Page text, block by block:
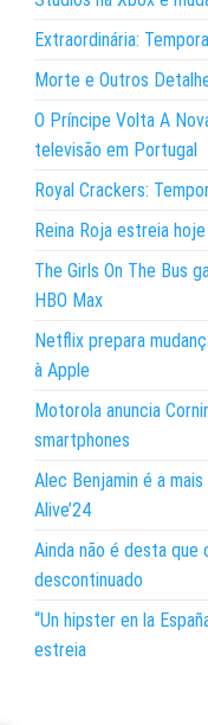
Extraordinária:
Morte e Outros
O Príncipe Volta A
televisão em Portugal
Royal Crackers:
Reina Roja estreia
The Girls On The Bus
HBO Max
Netflix prepara
à Apple
Motorola anuncia
smartphones
Alec Benjamin é a
Alive’24
Ainda não é desta
descontinuado
“Un hipster en la
estreia